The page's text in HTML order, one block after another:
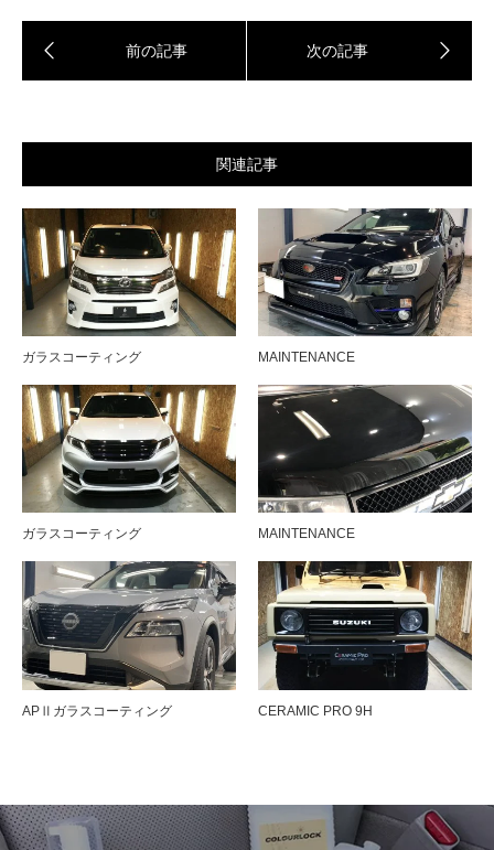
関連記事
ガラスコーティング MAINTENANCE
ガラスコーティング MAINTENANCE
APⅡガラスコーティング CERAMIC PRO 9H